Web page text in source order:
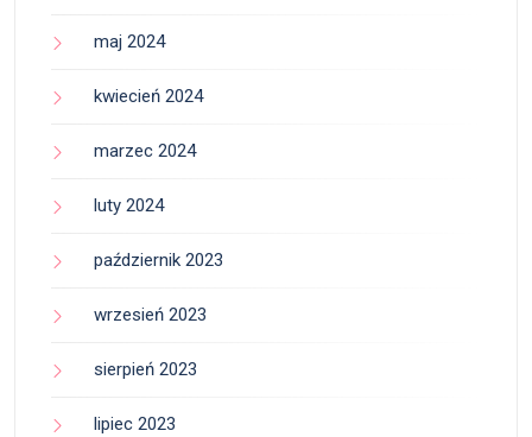
maj 2024
kwiecień 2024
marzec 2024
luty 2024
październik 2023
wrzesień 2023
sierpień 2023
lipiec 2023